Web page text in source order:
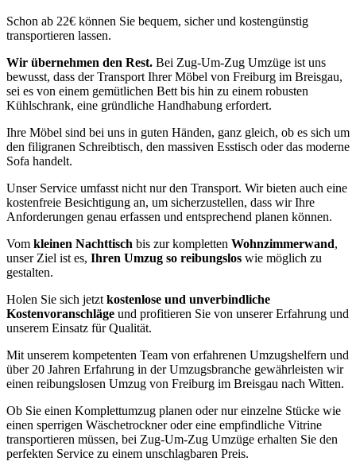
Schon ab 22€ können Sie bequem, sicher und kostengünstig
transportieren lassen.
Wir übernehmen den Rest. Bei Zug-Um-Zug Umzüge ist uns
bewusst, dass der Transport Ihrer Möbel von Freiburg im Breisgau,
sei es von einem gemütlichen Bett bis hin zu einem robusten
Kühlschrank, eine gründliche Handhabung erfordert.
Ihre Möbel sind bei uns in guten Händen, ganz gleich, ob es sich um
den filigranen Schreibtisch, den massiven Esstisch oder das moderne
Sofa handelt.
Unser Service umfasst nicht nur den Transport. Wir bieten auch eine
kostenfreie Besichtigung an, um sicherzustellen, dass wir Ihre
Anforderungen genau erfassen und entsprechend planen können.
Vom kleinen Nachttisch bis zur kompletten Wohnzimmerwand,
unser Ziel ist es, Ihren Umzug so reibungslos wie möglich zu
gestalten.
Holen Sie sich jetzt kostenlose und unverbindliche
Kostenvoranschläge und profitieren Sie von unserer Erfahrung und
unserem Einsatz für Qualität.
Mit unserem kompetenten Team von erfahrenen Umzugshelfern und
über 20 Jahren Erfahrung in der Umzugsbranche gewährleisten wir
einen reibungslosen Umzug von Freiburg im Breisgau nach Witten.
Ob Sie einen Komplettumzug planen oder nur einzelne Stücke wie
einen sperrigen Wäschetrockner oder eine empfindliche Vitrine
transportieren müssen, bei Zug-Um-Zug Umzüge erhalten Sie den
perfekten Service zu einem unschlagbaren Preis.